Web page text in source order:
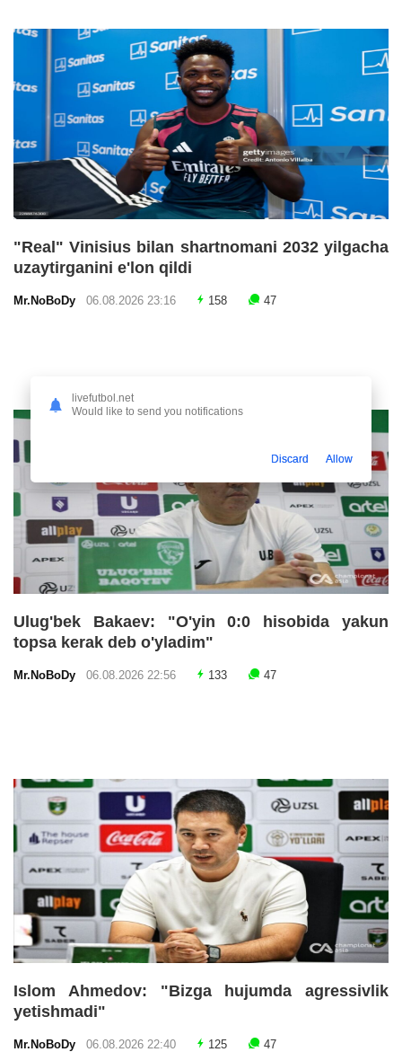
"Real" Vinisius bilan shartnomani 2032 yilgacha
uzaytirganini e'lon qildi
Mr.NoBoDy 06.08.2026 23:16 158 47
Ulug'bek Bakaev: "O'yin 0:0 hisobida yakun
topsa kerak deb o'yladim"
Mr.NoBoDy 06.08.2026 22:56 133 47
Islom Ahmedov: "Bizga hujumda agressivlik
yetishmadi"
Mr.NoBoDy 06.08.2026 22:40 125 47
livefutbol.net
Would like to send you notifications
Discard Allow